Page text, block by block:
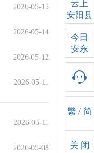
2026-05-15
2026-05-14
2026-05-12
2026-05-11
2026-05-11
2026-05-08
云上
安阳县
今日
安东
繁 / 简
关 闭